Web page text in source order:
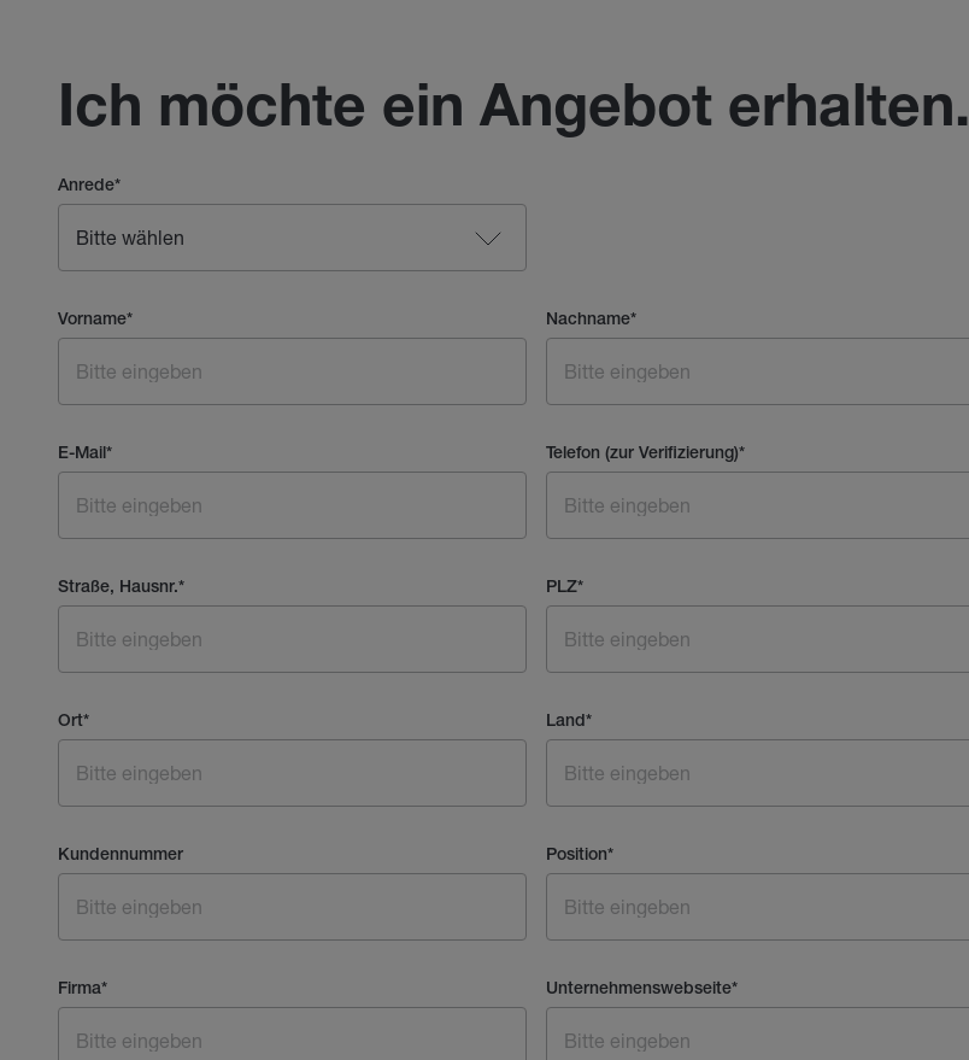
Ich möchte ein Angebot erhalten.
Anrede*
Vorname* Nachname*
E-Mail* Telefon (zur Verifizierung)*
Straße, Hausnr.* PLZ*
Ort* Land*
Kundennummer Position*
Firma* Unternehmenswebseite*